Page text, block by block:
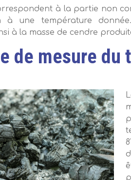
à la partie non
à une température
à la masse de cendre
de mesure du